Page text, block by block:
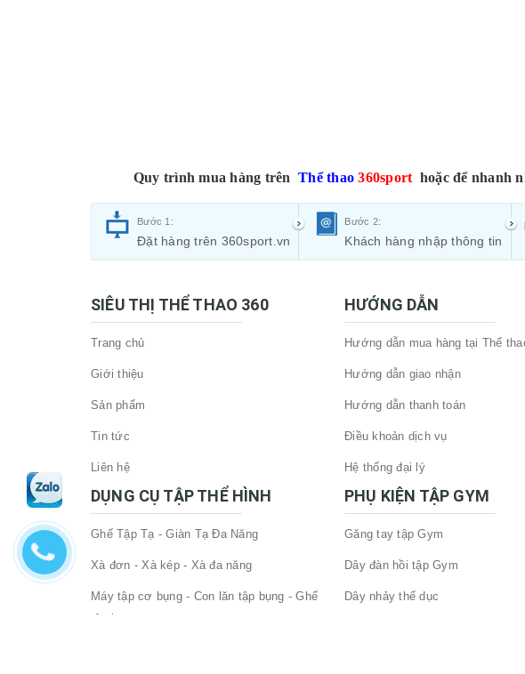
Quy trình mua hàng trên Thể thao 360sport hoặc để nhanh
Bước 1:
Đặt hàng trên 360sport.vn
Bước 2:
Khách hàng nhập thông tin
SIÊU THỊ THỂ THAO 360
Trang chủ
Giới thiệu
Sản phẩm
Tin tức
Liên hệ
DỤNG CỤ TẬP THỂ HÌNH
Ghế Tập Tạ - Giàn Tạ Đa Năng
Xà đơn - Xà kép - Xà đa năng
Máy tập cơ bụng - Con lăn tập bụng - Ghế
tập bụng
HƯỚNG DẪN
Hướng dẫn mua hàng tại Thể
Hướng dẫn giao nhận
Hướng dẫn thanh toán
Điều khoản dịch vụ
Hệ thống đại lý
PHỤ KIỆN TẬP GYM
Găng tay tập Gym
Dây đàn hồi tập Gym
Dây nhảy thể dục